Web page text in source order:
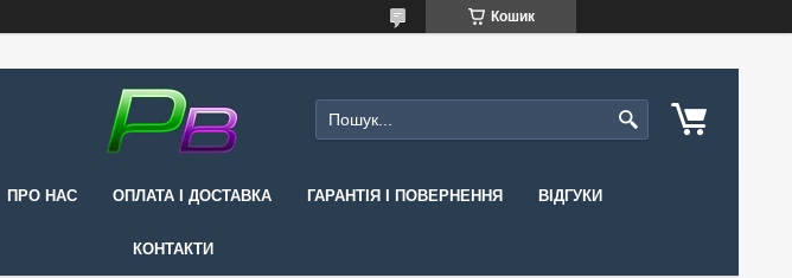
Кошик
ПРО НАС ОПЛАТА І ДОСТАВКА ГАРАНТІЯ І ПОВЕРНЕННЯ ВІДГУКИ
КОНТАКТИ